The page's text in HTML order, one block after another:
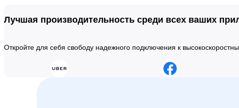
Лучшая производительность среди всех ваших
Откройте для себя свободу надежного подключения к